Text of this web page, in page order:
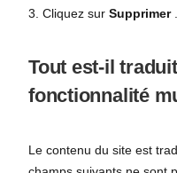
3. Cliquez sur Supprimer.
Tout est-il
fonctionnalité
Le contenu du site est